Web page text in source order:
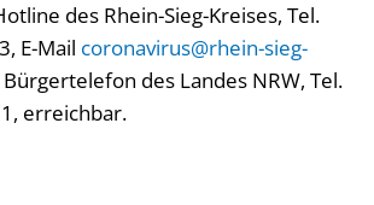
des Rhein-Sieg-Kreises, Tel.
E-Mail coronavirus@rhein-sieg-
des Landes NRW, Tel.
erreichbar.